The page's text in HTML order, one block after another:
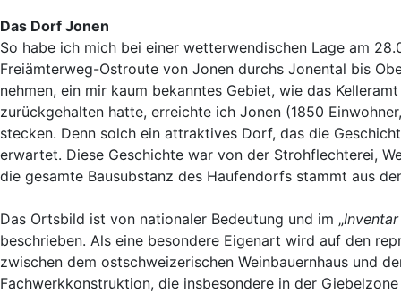
Das Dorf Jonen
So habe ich mich bei einer wetterwendischen Lage am
Freiämterweg-Ostroute von Jonen durchs Jonental bis
nehmen, ein mir kaum bekanntes Gebiet, wie das
zurückgehalten hatte, erreichte ich Jonen (1850
stecken. Denn solch ein attraktives Dorf, das die
erwartet. Diese Geschichte war von der Strohflechterei,
die gesamte Bausubstanz des Haufendorfs stammt aus
Das Ortsbild ist von nationaler Bedeutung und im „
beschrieben. Als eine besondere Eigenart wird auf den
zwischen dem ostschweizerischen Weinbauernhaus und
Fachwerkkonstruktion, die insbesondere in der